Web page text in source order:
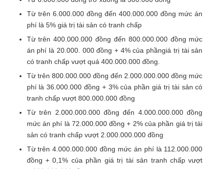
Từ trên 6.000.000 đồng đến 400.000.000 đồng mức án
phí là 5% giá trị tài sản có tranh chấp
Từ trên 400.000.000 đồng đến 800.000.000 đồng mức
án phí là 20.000. 000 đồng + 4% của phầngiá trị tài sản
có tranh chấp vượt quá 400.000.000 đồng.
Từ trên 800.000.000 đồng đến 2.000.000.000 đồng mức
phí là 36.000.000 đồng + 3% của phần giá trị tài sản có
tranh chấp vượt 800.000.000 đồng
Từ trên 2.000.000.000 đồng đến 4.000.000.000 đồng
mức án phí là 72.000.000 đồng + 2% của phần giá trị tài
sản có tranh chấp vượt 2.000.000.000 đồng
Từ trên 4.000.000.000 đồng mức án phí là 112.000.000
đồng + 0,1% của phần giá trị tài sản tranh chấp vượt